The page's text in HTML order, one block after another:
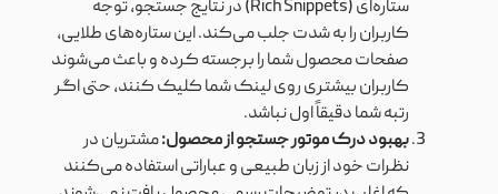
ستاره‌ای (Rich Snippets) در نتایج جستجو، توجه
کاربران را به شدت جلب می‌کند. این ستاره‌های طلایی،
صفحات محصول شما را برجسته کرده و باعث می‌شوند
کاربران بیشتری روی لینک شما کلیک کنند، حتی اگر
رتبه شما دقیقاً اول نباشد.
بهبود درک موتور جستجو از محصول:مشتریان در
نظرات خود از زبان طبیعی و عباراتی استفاده می‌کنند